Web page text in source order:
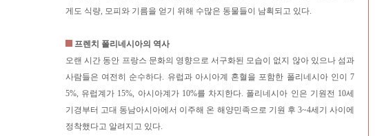
게도 식량, 모피와 기름을 얻기 위해 수많은 동물들이 남획되고 있다.
프렌치 폴리네시아의 역사
오랜 시간 동안 프랑스 문화의 영향으로 서구화된 모습이 없지 않아 있으나 섬과
사람들은 여전히 순수하다. 유럽과 아시아계 혼혈을 포함한 폴리네시아 인이 7
5%, 유럽계가 15%, 아시아계가 10%를 차지한다. 폴리네시아 인은 기원전 10세
기경부터 고대 동남아시아에서 이주해 온 해양민족으로 기원 후 3~4세기 사이에
정착했다고 알려지고 있다.